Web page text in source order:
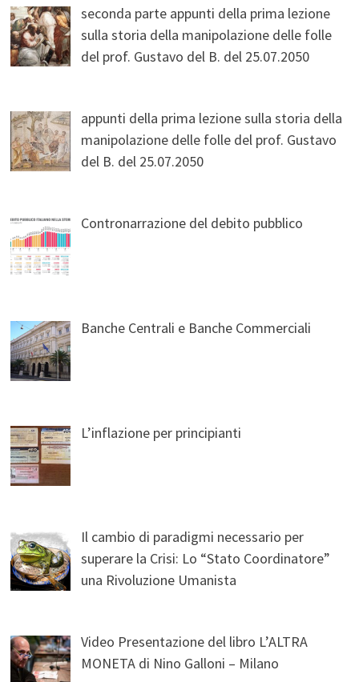
seconda parte appunti della prima lezione
sulla storia della manipolazione delle folle
del prof. Gustavo del B. del 25.07.2050
appunti della prima lezione sulla storia della
manipolazione delle folle del prof. Gustavo
del B. del 25.07.2050
Contronarrazione del debito pubblico
Banche Centrali e Banche Commerciali
L’inflazione per principianti
Il cambio di paradigmi necessario per
superare la Crisi: Lo “Stato Coordinatore”
una Rivoluzione Umanista
Video Presentazione del libro L’ALTRA
MONETA di Nino Galloni – Milano